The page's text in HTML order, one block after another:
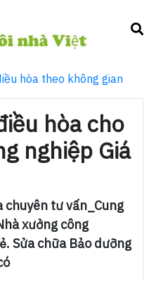
hòa theo không gian
hòa cho
nghiệp Giá
chuyên tư vấn_Cung
xưởng công
Sửa chữa Bảo dưỡng